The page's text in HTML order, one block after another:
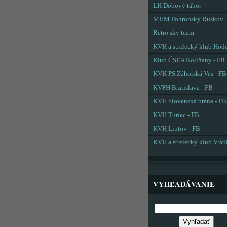
LH Dobový tábor
MHM Pohronský Ruskov
Retro sky team
KVH a strelecký klub
Klub ČSĽA Kolíňany - FB
KVH PS Záhorská Ves - FB
KVPH Bratislava - FB
KVH Slovenská brána - FB
KVH Turiec - FB
KVH Liptov - FB
KVH a strelecký klub
VYHĽADÁVANIE